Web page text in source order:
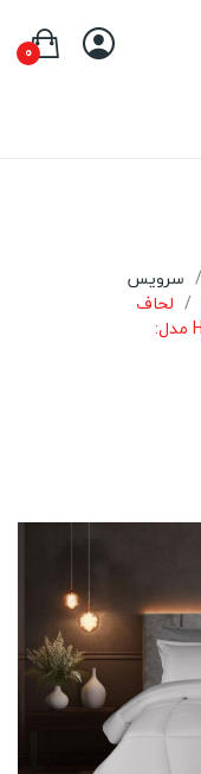
0
سرویس
لحاف
روتختی دونفره هرمس HERMES مدل: